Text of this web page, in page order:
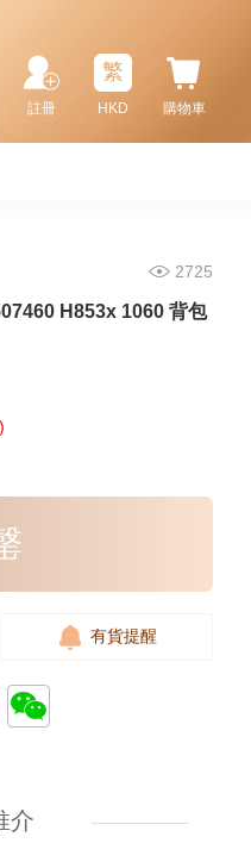
購物車
繁
HKD
註冊
2725
H853x 1060 背包
有貨提醒
介
0001 精鋼
鬼
面